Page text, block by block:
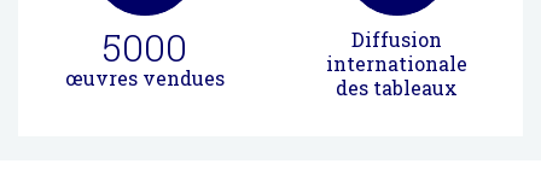
5000
œuvres vendues
Diffusion
internationale
des tableaux